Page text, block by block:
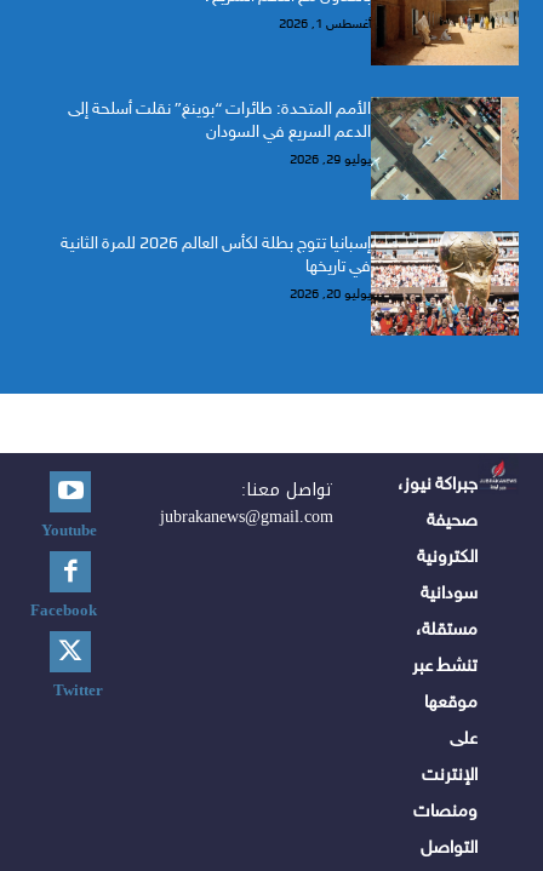
أغسطس 1, 2026
الأمم المتحدة: طائرات “بوينغ” نقلت أسلحة إلى
الدعم السريع في السودان
يوليو 29, 2026
إسبانيا تتوج بطلة لكأس العالم 2026 للمرة الثانية
في تاريخها
يوليو 20, 2026
جبراكة نيوز،
صحيفة
الكترونية
سودانية
مستقلة،
تنشط عبر
موقعها
على
الإنترنت
ومنصات
التواصل
تواصل معنا:
jubrakanews@gmail.com
Youtube
Facebook
Twitter